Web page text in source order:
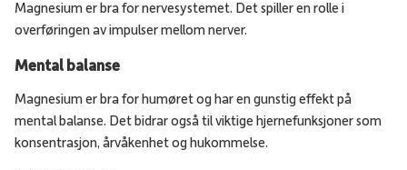
Magnesium er bra for nervesystemet. Det spiller en rolle i
overføringen av impulser mellom nerver.
Mental balanse
Magnesium er bra for humøret og har en gunstig effekt på
mental balanse. Det bidrar også til viktige hjernefunksjoner som
konsentrasjon, årvåkenhet og hukommelse.